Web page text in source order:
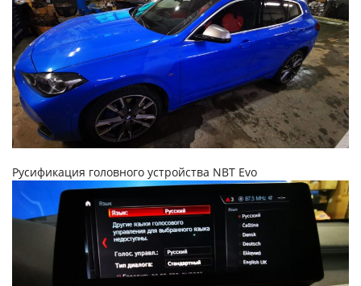
Русификация головного устройства NBT Evo